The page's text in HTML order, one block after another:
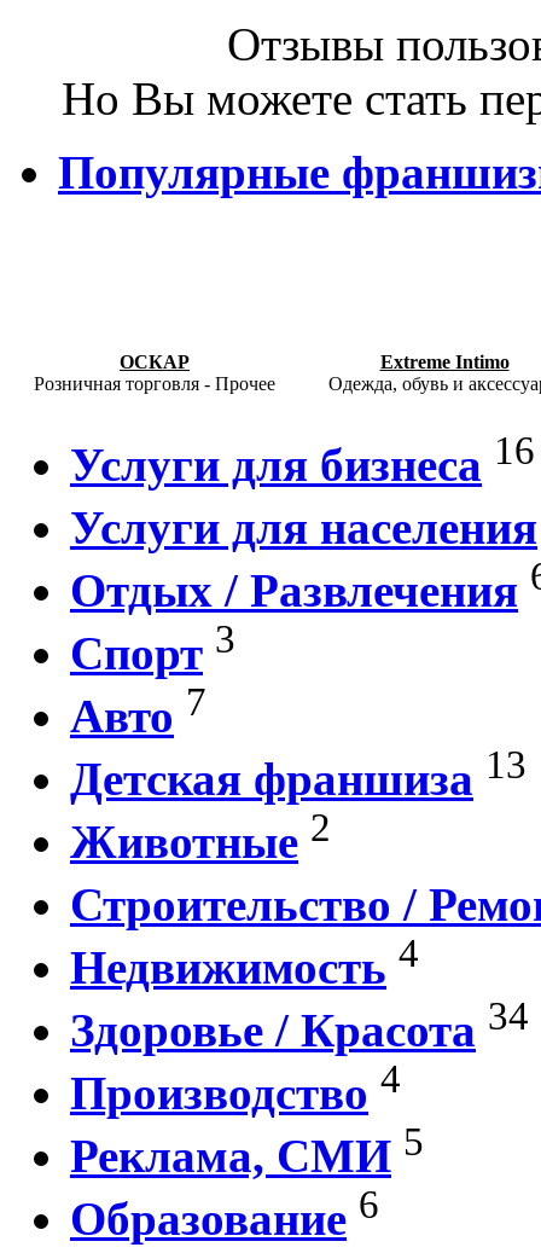
Отзывы
Но Вы можете стать
Популярные
ОСКАР
Розничная торговля - Прочее
Extreme Intimo
Одежда, обувь и
Услуги для бизнеса 16
Услуги для населения
Отдых / Развлечения
Спорт 3
Авто 7
Детская франшиза 13
Животные 2
Строительство /
Недвижимость 4
Здоровье / Красота 34
Производство 4
Реклама, СМИ 5
Образование 6